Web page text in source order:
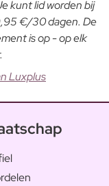
kunt lid worden bij
€/30 dagen. De
is op - op elk
Luxplus